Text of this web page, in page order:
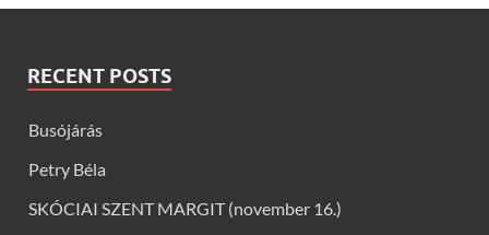
RECENT POSTS
Busójárás
Petry Béla
SKÓCIAI SZENT MARGIT (november 16.)